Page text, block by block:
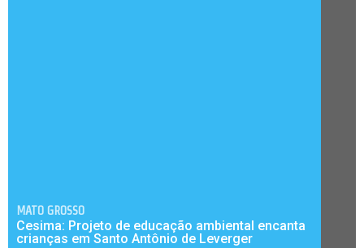
MATO GROSSO
Cesima: Projeto de educação ambiental encanta
crianças em Santo Antônio de Leverger